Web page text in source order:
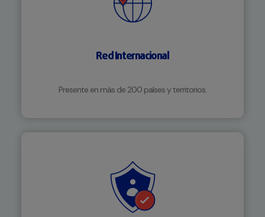
Red Internacional
Presente en más de 200 países y territorios.